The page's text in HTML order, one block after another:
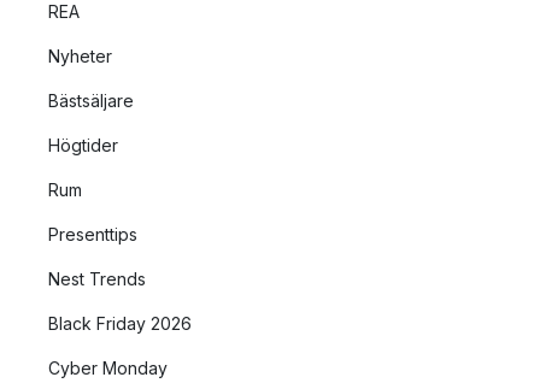
REA
Nyheter
Bästsäljare
Högtider
Rum
Presenttips
Nest Trends
Black Friday 2026
Cyber Monday